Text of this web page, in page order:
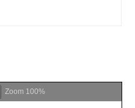
Zoom 100%